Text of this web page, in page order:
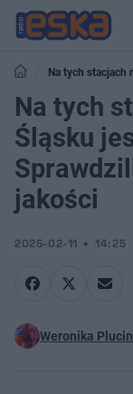
Na tych stacjach
mapę kontroli jakości
Na tych
Śląsku
jakości
2025-02-11 14:25
Weronika